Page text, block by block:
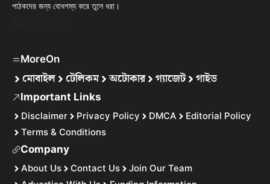
পাঠকদের জন্য বোধগম্য করে তুলে ধরা।
MoreOn
মোবাইল টেলিকম অটোকার গ্যাজেট গাইড
Important Links
Disclaimer Privacy Policy DMCA
Editorial Policy
Terms & Conditions
Company
About Us Contact Us
Join Our Team